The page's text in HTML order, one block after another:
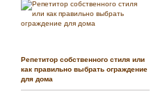
Репетитор собственного стиля или
как правильно выбрать ограждение
для дома